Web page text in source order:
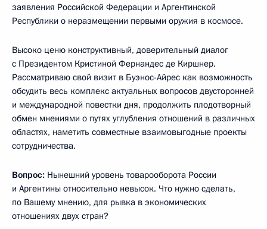
заявления Российской Федерации и Аргентинской
Республики о неразмещении первыми оружия в космосе.
Высоко ценю конструктивный, доверительный диалог
с Президентом Кристиной Фернандес де Киршнер.
Рассматриваю свой визит в Буэнос-Айрес как возможность
обсудить весь комплекс актуальных вопросов двусторонней
и международной повестки дня, продолжить плодотворный
обмен мнениями о путях углубления отношений в различных
областях, наметить совместные взаимовыгодные проекты
сотрудничества.
Вопрос: Нынешний уровень товарооборота России
и Аргентины относительно невысок. Что нужно сделать,
по Вашему мнению, для рывка в экономических
отношениях двух стран?